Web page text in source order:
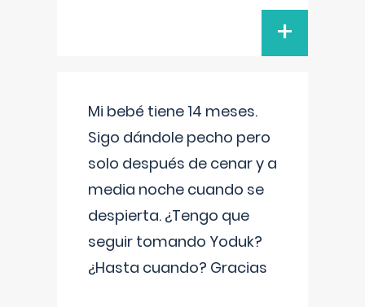
+
Mi bebé tiene 14 meses.
Sigo dándole pecho pero
solo después de cenar y a
media noche cuando se
despierta. ¿Tengo que
seguir tomando Yoduk?
¿Hasta cuando? Gracias